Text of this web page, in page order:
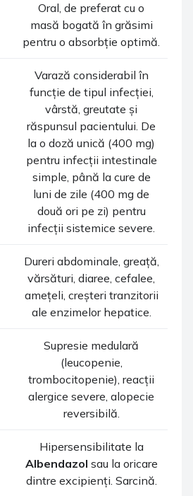
Oral, de preferat cu o
masă bogată în grăsimi
pentru o absorbție optimă.
Varază considerabil în
funcție de tipul infecției,
vârstă, greutate și
răspunsul pacientului. De
la o doză unică (400 mg)
pentru infecții intestinale
simple, până la cure de
luni de zile (400 mg de
două ori pe zi) pentru
infecții sistemice severe.
Dureri abdominale, greață,
vărsături, diaree, cefalee,
amețeli, creșteri tranzitorii
ale enzimelor hepatice.
Supresie medulară
(leucopenie,
trombocitopenie), reacții
alergice severe, alopecie
reversibilă.
Hipersensibilitate la
Albendazol sau la oricare
dintre excipienți. Sarcină.